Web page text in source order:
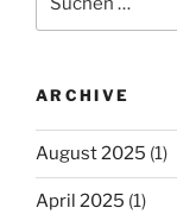
nach:
ARCHIVE
August 2025 (1)
April 2025 (1)